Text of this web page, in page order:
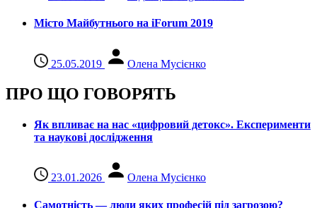
Місто Майбутнього на iForum 2019
25.05.2019 Олена Мусієнко
ПРО ЩО ГОВОРЯТЬ
Як впливає на нас «цифровий детокс». Експерименти
та наукові дослідження
23.01.2026 Олена Мусієнко
Самотність — люди яких професій під загрозою?